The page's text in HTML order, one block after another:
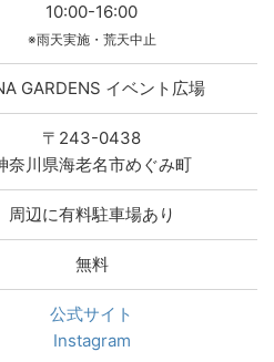
10:00-16:00
※雨天実施・荒天中止
GARDENS イベント広場
〒243-0438
奈川県海老名市めぐみ町
周辺に有料駐車場あり
無料
公式サイト
Instagram